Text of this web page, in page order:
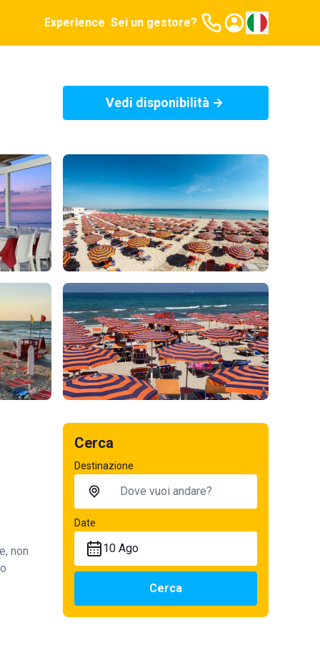
Experience Sei un gestore?
Vedi disponibilità
non
Cerca
Destinazione
Date
10 Ago
Cerca